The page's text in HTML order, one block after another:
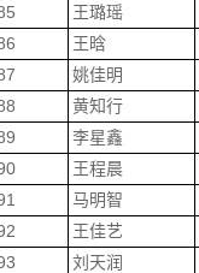
王璐瑶
王晗
姚佳明
黄知行
李星鑫
王程晨
马明智
王佳艺
刘天润